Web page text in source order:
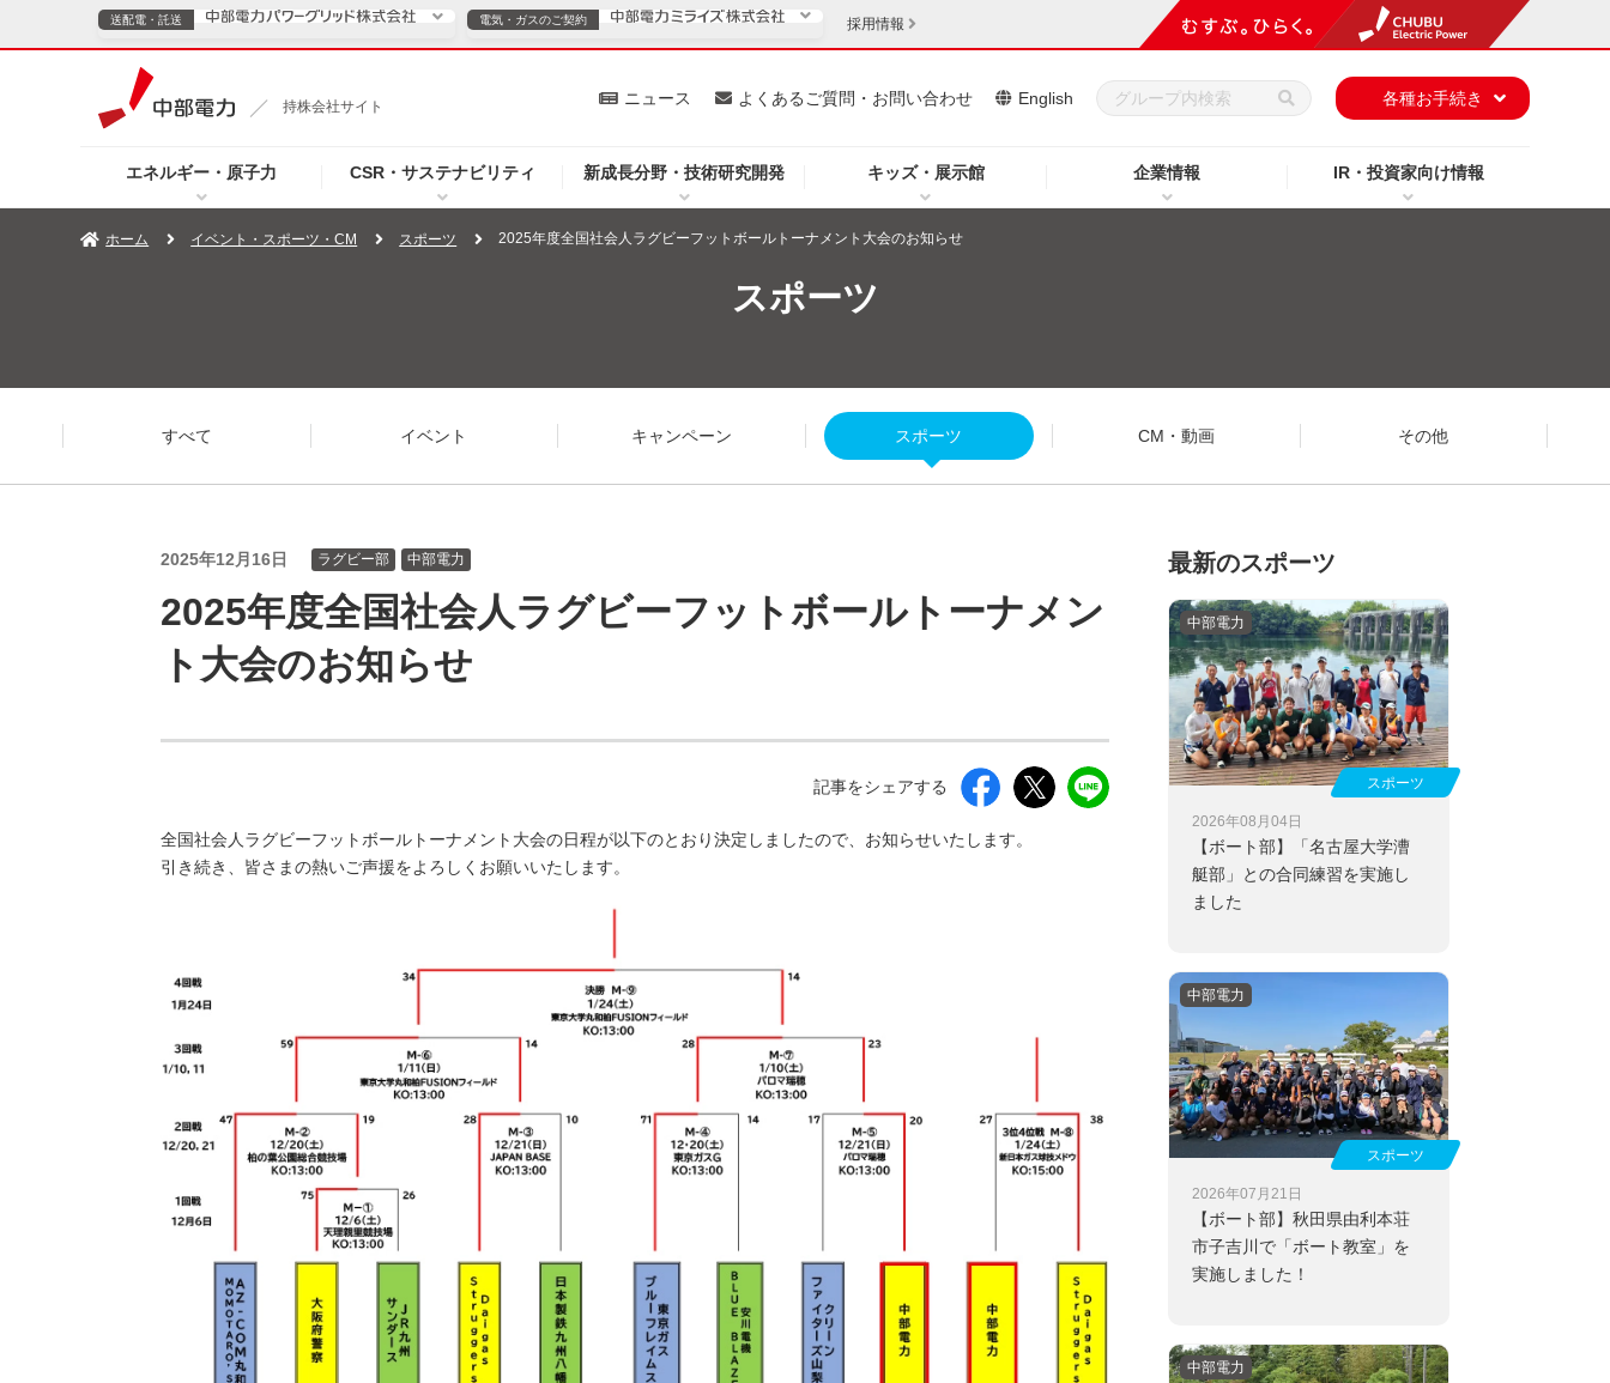
持株会社サイト
エネルギー・原子力 CSR・サステナビリティ 新成長分野・技術研究開発 キッズ・展示館 企業情報 IR・投資家向け情報
ニュース よくあるご質問・お問い合わせ English 各種お手続き
送配電・託送
TOPページへ ご案内 安定供給
企業情報
よくあるご質問・お問い合わせ
電気・ガスのご契約
電気・ガスのご契約
TOPページへ 個人のお客さま 法人のお客さま
プレスリリース （新しいウィンドウを開きます）
お知らせ （新しいウィンドウを開きます）
よくあるご質問・お問い合わせ （新しいウィンドウを開きます）
採用情報
ホーム イベント・スポーツ・CM スポーツ 2025年度全国社会人ラグビーフットボールトーナメント大会のお知らせ
スポーツ
すべて イベント キャンペーン スポーツ CM・動画 その他
2025年12月16日 ラグビー部 中部電力
2025年度全国社会人ラグビーフットボールトーナメン
ト大会のお知らせ
記事をシェアする
全国社会人ラグビーフットボールトーナメント大会の日程が以下のとおり決定しましたので、お知らせいたします。
引き続き、皆さまの熱いご声援をよろしくお願いいたします。
最新のスポーツ
2026年08月04日
【ボート部】
「名古屋大学漕
艇部」との合同練習を実施し
ました
スポーツ
中部電力
2026年07月21日
【ボート部】秋田県由利本荘
市子吉川で「ボート教室」を
実施しました！
スポーツ
中部電力
中部電力